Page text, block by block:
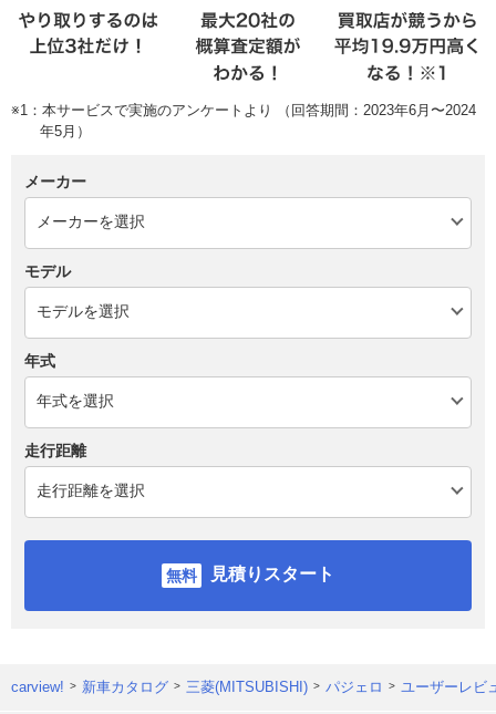
※1：本サービスで実施のアンケートより （回答期間：2023年6月〜2024
年5月）
メーカー
モデル
年式
走行距離
見積りスタート
carview! 新車カタログ 三菱(MITSUBISHI) パジェロ ユーザーレビ